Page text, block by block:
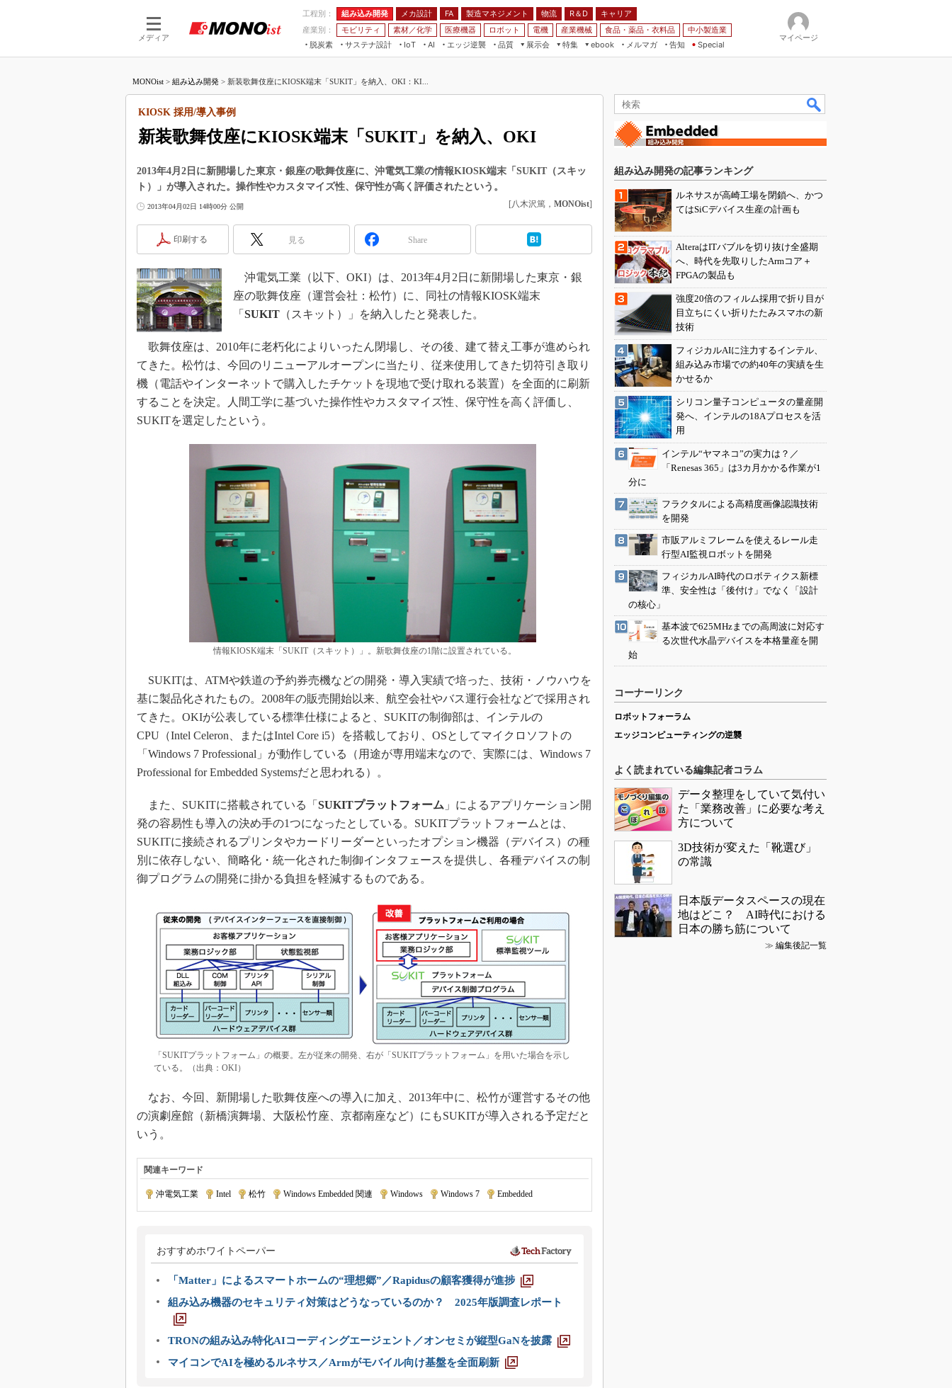
メディア
工程別： 組み込み開発 メカ設計 FA 製造マネジメント 物流 R＆D
キャリア
産業別：
モビリティ 素材／化学 医療機器 ロボット 電機 産業機械 食品・薬品・衣料品
中小製造業
脱炭素
サステナ設計
IoT
つながる工場
AI
AI×設備保全
エッジ逆襲 品質
展示会
JIMTOF
IIFES
ジャパンモビリティショー
人テク展
スマート工場EXPO
日本ものづくりワールド
AUTOMOTIVE WORLD
特集
つながるクルマ
フィールドサービス
FPGA
組み込み画像技術
車載ソフト開発
ISO26262
無償設計ツール
3Dプリンタ
デジタルツインとCAE
S＆OP
インダストリー4.0
イノベーション
植物工場
知財マネジメント
グローバル設計・開発
制御セキュリティ
新型コロナへの対応
ebook
FA
モビリティ
素材／化学
メルマガ
告知 Special
マイページ
MONOist > 組み込み開発 > 新装歌舞伎座にKIOSK端末「SUKIT」を納入、OKI：KI...
新装歌舞伎座にKIOSK端末「SUKIT」を納入、OKI
KIOSK 採用/導入事例
2013年4月2日に新開場した東京・銀座の歌舞伎座に、沖電気工業の情報KIOSK端末「SUKIT（スキッ
ト）」が導入された。操作性やカスタマイズ性、保守性が高く評価されたという。
2013年04月02日 14時00分 公開 [八木沢篤， MONOist]
印刷する 見る Share
沖電気工業（以下、OKI）は、2013年4月2日に新開場した東京・銀
座の歌舞伎座（運営会社：松竹）に、同社の情報KIOSK端末
「 SUKIT （スキット）」を納入したと発表した。
歌舞伎座は、2010年に老朽化によりいったん閉場し、その後、建て替え工事が進められ
てきた。松竹は、今回のリニューアルオープンに当たり、従来使用してきた切符引き取り
機（電話やインターネットで購入したチケットを現地で受け取れる装置）を全面的に刷新
することを決定。人間工学に基づいた操作性やカスタマイズ性、保守性を高く評価し、
SUKITを選定したという。
情報KIOSK端末「SUKIT（スキット）」。新歌舞伎座の1階に設置されている。
SUKITは、ATMや鉄道の予約券売機などの開発・導入実績で培った、技術・ノウハウを
基に製品化されたもの。2008年の販売開始以来、航空会社やバス運行会社などで採用され
てきた。OKIが公表している標準仕様によると、SUKITの制御部は、インテルの
CPU（Intel Celeron、またはIntel Core i5）を搭載しており、OSとしてマイクロソフトの
「Windows 7 Professional」が動作している（用途が専用端末なので、実際には、Windows 7
Professional for Embedded Systemsだと思われる）。
また、SUKITに搭載されている「 SUKITプラットフォーム 」によるアプリケーション開
発の容易性も導入の決め手の1つになったとしている。SUKITプラットフォームとは、
SUKITに接続されるプリンタやカードリーダーといったオプション機器（デバイス）の種
別に依存しない、簡略化・統一化された制御インタフェースを提供し、各種デバイスの制
御プログラムの開発に掛かる負担を軽減するものである。
「SUKITプラットフォーム」の概要。左が従来の開発、右が「SUKITプラットフォーム」を用いた場合を示し
ている。（出典：OKI）
なお、今回、新開場した歌舞伎座への導入に加え、2013年中に、松竹が運営するその他
の演劇座館（新橋演舞場、大阪松竹座、京都南座など）にもSUKITが導入される予定だと
いう。
関連キーワード
沖電気工業 Intel 松竹 Windows Embedded 関連 Windows Windows 7 Embedded
おすすめホワイトペーパー
「Matter」によるスマートホームの“理想郷”／Rapidusの顧客獲得が進捗
組み込み機器のセキュリティ対策はどうなっているのか？ 2025年版調査レポート
TRONの組み込み特化AIコーディングエージェント／オンセミが縦型GaNを披露
マイコンでAIを極めるルネサス／Armがモバイル向け基盤を全面刷新
組み込み開発の記事ランキング
ルネサスが高崎工場を閉鎖へ、かつ
てはSiCデバイス生産の計画も
AlteraはITバブルを切り抜け全盛期
へ、時代を先取りしたArmコア＋
FPGAの製品も
強度20倍のフィルム採用で折り目が
目立ちにくい折りたたみスマホの新
技術
フィジカルAIに注力するインテル、
組み込み市場での約40年の実績を生
かせるか
シリコン量子コンピュータの量産開
発へ、インテルの18Aプロセスを活
用
インテル“ヤマネコ”の実力は？／
「Renesas 365」は3カ月かかる作業が1
分に
フラクタルによる高精度画像認識技術
を開発
市販アルミフレームを使えるレール走
行型AI監視ロボットを開発
フィジカルAI時代のロボティクス新標
準、安全性は「後付け」でなく「設計
の核心」
基本波で625MHzまでの高周波に対応す
る次世代水晶デバイスを本格量産を開
始
コーナーリンク
ロボットフォーラム
エッジコンピューティングの逆襲
よく読まれている編集記者コラム
データ整理をしていて気付い
た「業務改善」に必要な考え
方について
3D技術が変えた「靴選び」
の常識
日本版データスペースの現在
地はどこ？ AI時代における
日本の勝ち筋について
≫ 編集後記一覧